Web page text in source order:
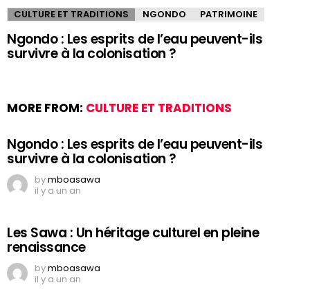
CULTURE ET TRADITIONS NGONDO PATRIMOINE
Ngondo : Les esprits de l’eau peuvent-ils
survivre à la colonisation ?
MORE FROM: CULTURE ET TRADITIONS
Ngondo : Les esprits de l’eau peuvent-ils
survivre à la colonisation ?
bymboasawa
il y a un an
Les Sawa : Un héritage culturel en pleine
renaissance
bymboasawa
il y a un an